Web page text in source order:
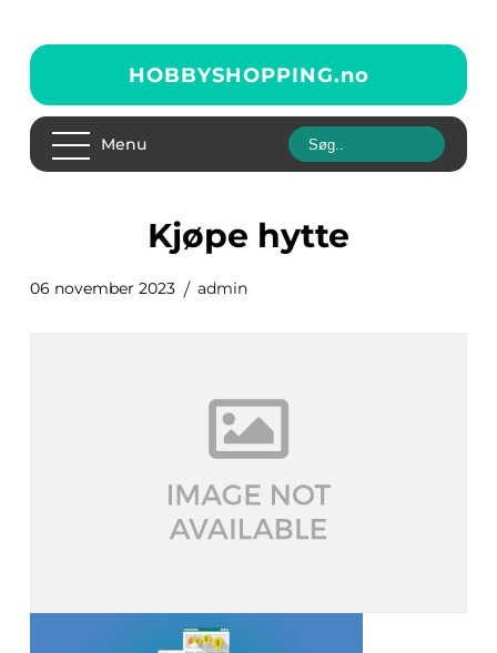
HOBBYSHOPPING.no
Menu
kjøpe hytte
06 november 2023 admin